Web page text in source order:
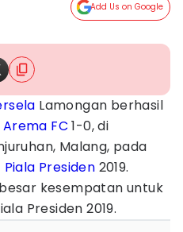
Add Us on Google
Lamongan berhasil
Arema FC 1-0, di
Malang, pada
Piala Presiden 2019.
kesempatan untuk
Presiden 2019.